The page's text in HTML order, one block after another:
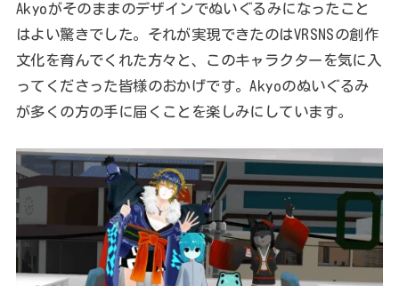
Akyoがそのままのデザインでぬいぐるみになったこと
はよい驚きでした。それが実現できたのはVRSNSの創作
文化を育んでくれた方々と、このキャラクターを気に入
ってくださった皆様のおかげです。Akyoのぬいぐるみ
が多くの方の手に届くことを楽しみにしています。